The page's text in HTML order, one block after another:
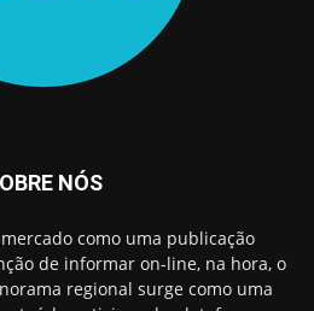
NÓS
como uma publicação
de informar on-line, na hora, o
regional surge como uma